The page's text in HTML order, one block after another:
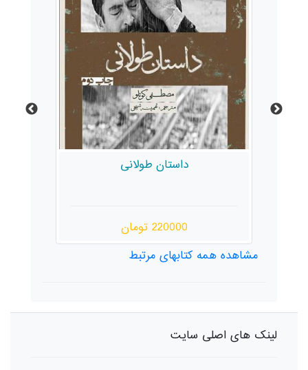
داستان طولانی
220000 تومان
مشاهده همه کتابهای مرتبط
لینک های اصلی سایت